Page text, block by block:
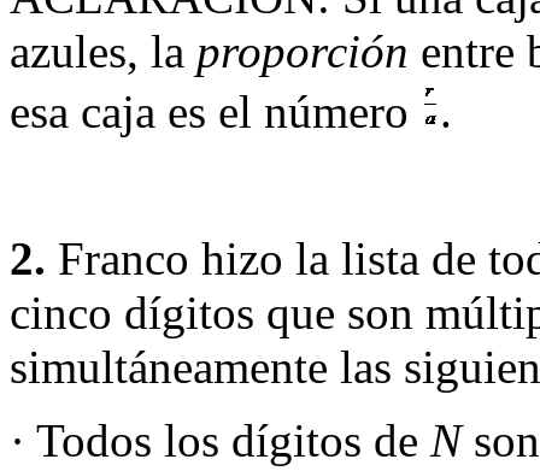
azules, la proporción entre
esa caja es el número
.
2. Franco hizo la lista de
cinco dígitos que son
simultáneamente las
· Todos los dígitos de N